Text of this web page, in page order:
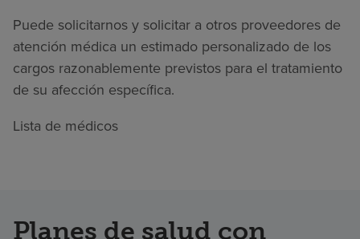
Puede solicitarnos y solicitar a otros proveedores de
atención médica un estimado personalizado de los
cargos razonablemente previstos para el tratamiento
de su afección específica.
Lista de médicos
Planes de salud con